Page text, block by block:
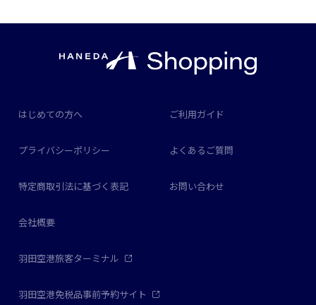
はじめての方へ ご利用ガイド
プライバシーポリシー よくあるご質問
特定商取引法に基づく表記 お問い合わせ
会社概要
羽田空港旅客ターミナル
羽田空港免税品事前予約サイト